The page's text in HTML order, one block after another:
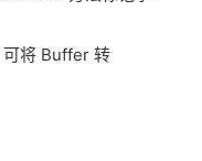
将 Buffer 转